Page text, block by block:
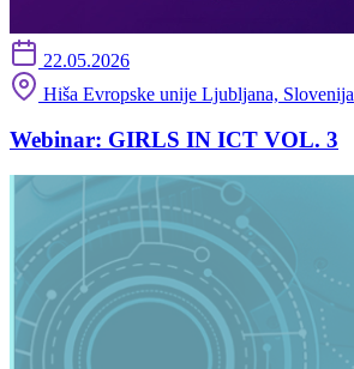
22.05.2026
Hiša Evropske unije Ljubljana, Slovenija
Webinar: GIRLS IN ICT VOL. 3